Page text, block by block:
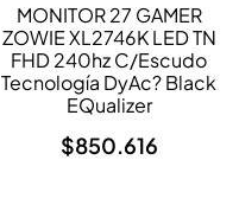
MONITOR 27 GAMER
ZOWIE XL2746K LED TN
FHD 240hz C/escudo
Tecnología DyAc? Black
EQualizer
$850.616